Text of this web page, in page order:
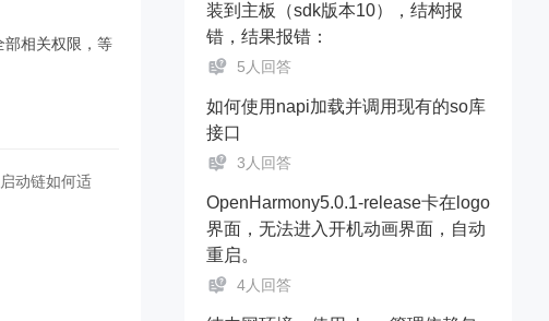
装到主板（sdk版本10），结构报
错，结果报错：
5人回答
如何使用napi加载并调用现有的so库
接口
3人回答
OpenHarmony5.0.1-release卡在logo
界面，无法进入开机动画界面，自动
重启。
4人回答
部相关权限，等
动链如何适